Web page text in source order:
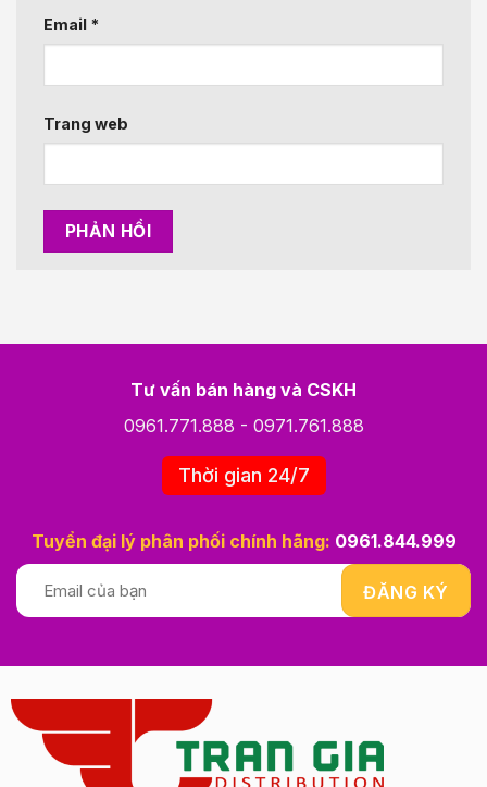
Email *
Trang web
Tư vấn bán hàng và CSKH
0961.771.888 - 0971.761.888
Thời gian 24/7
Tuyển đại lý phân phối chính hãng: 0961.844.999